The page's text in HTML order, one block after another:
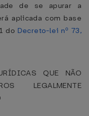
de se apurar a
aplicada com base
do Decreto-lei nº 73,
QUE NÃO
LEGALMENTE